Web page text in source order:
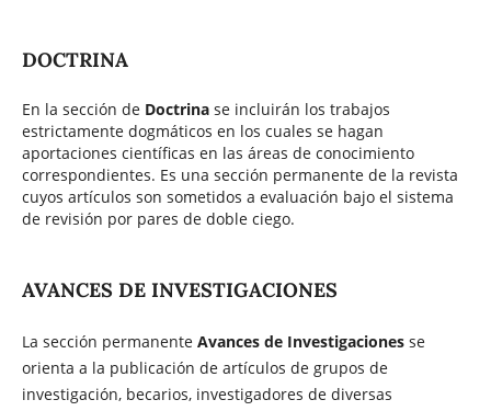
DOCTRINA
En la sección de Doctrinase incluirán los trabajos
estrictamente dogmáticos en los cuales se hagan
aportaciones científicas en las áreas de conocimiento
correspondientes. Es una sección permanente de la revista
cuyos artículos son sometidos a evaluación bajo el sistema
de revisión por pares de doble ciego.
AVANCES DE INVESTIGACIONES
La sección permanente Avances de Investigaciones se
orienta a la publicación de artículos de grupos de
investigación, becarios, investigadores de diversas